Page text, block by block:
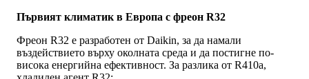
Първият климатик в Европа с фреон R32
Фреон R32 е разработен от Daikin, за да намали
въздействието върху околната среда и да постигне по-
висока енергийна ефективност. За разлика от R410a,